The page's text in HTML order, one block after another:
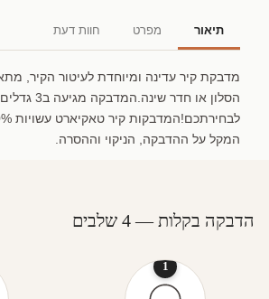
תיאור מפרט חוות דעת
מדבקת קיר עדינה ומיוחדת לעיטור הקיר,
הסלון או חדר
המקל על ההדבקה, הניקוי וההסרה.
הדבקה בקלות — 4 שלבים
1